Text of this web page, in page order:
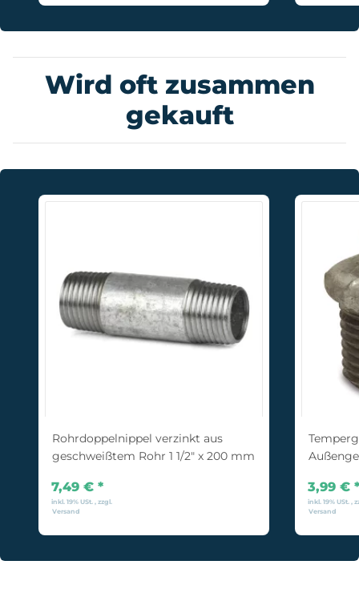
Wird oft zusammen
gekauft
Rohrdoppelnippel verzinkt aus
geschweißtem Rohr 1 1/2" x 200 mm
7,49 € *
inkl. 19% USt. , zzgl.
Versand
3,99 € *
inkl. 19% USt. ,
Versand